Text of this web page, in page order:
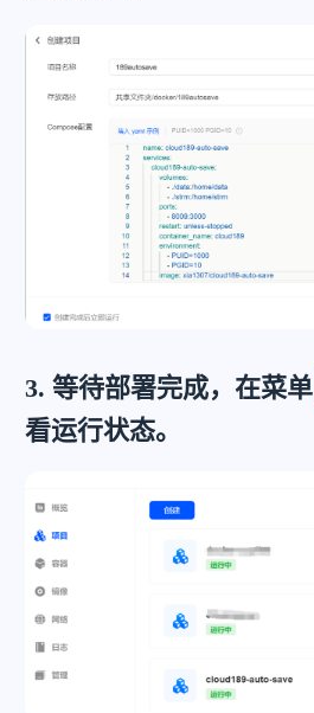
3. 等待部署完成，在菜单
看运行状态。